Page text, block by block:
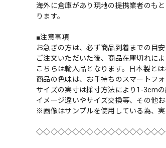
海外に倉庫があり現地の提携業者のも
ります。
■注意事項
お急ぎの方は、必ず商品到着までの目
ご注文いただいた後、商品在庫切れに
こちらは輸入品となります。日本製と
商品の色味は、お手持ちのスマートフ
サイズの実寸は採寸方法により1-3cmの
イメージ違いやサイズ交換等、その他
※画像はサンプルを使用している為、